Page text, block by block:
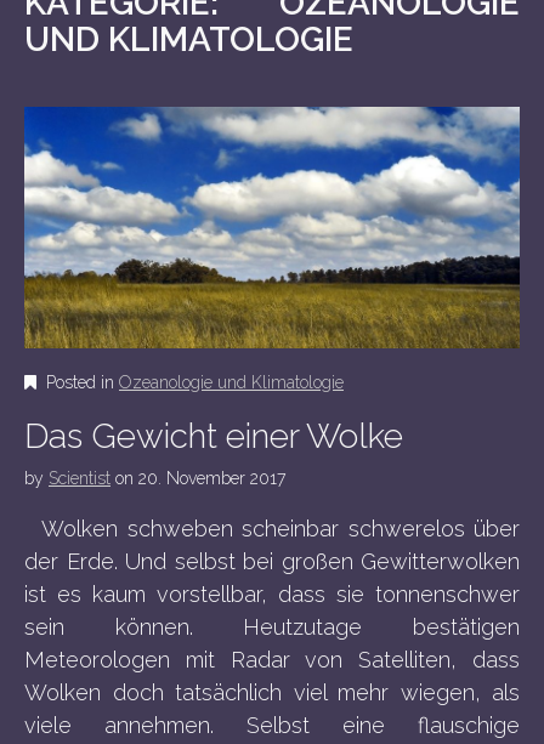
e
n
o
c
n
e
n
t
UND KLIMATOLOGIE
Posted in Ozeanologie und Klimatologie
Das Gewicht einer Wolke
by Scientist on 20. November 2017
Wolken schweben scheinbar schwerelos über
der Erde. Und selbst bei großen Gewitterwolken
ist es kaum vorstellbar, dass sie tonnenschwer
sein können. Heutzutage bestätigen
Meteorologen mit Radar von Satelliten, dass
Wolken doch tatsächlich viel mehr wiegen, als
viele annehmen. Selbst eine flauschige